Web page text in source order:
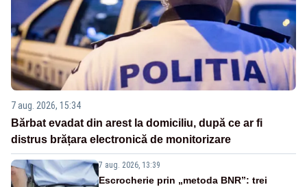
7 aug. 2026, 15:34
Bărbat evadat din arest la domiciliu, după ce ar fi
distrus brățara electronică de monitorizare
7 aug. 2026, 13:39
Escrocherie prin „metoda BNR”: trei